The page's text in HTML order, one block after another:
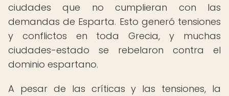
ciudades que no cumplieran con las
demandas de Esparta. Esto generó tensiones
y conflictos en toda Grecia, y muchas
ciudades-estado se rebelaron contra el
dominio espartano.
A pesar de las críticas y las tensiones, la